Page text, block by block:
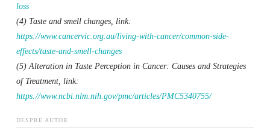
loss
(4) Taste and smell changes, link:
https://www.cancervic.org.au/living-with-cancer/common-side-
effects/taste-and-smell-changes
(5) Alteration in Taste Perception in Cancer: Causes and Strategies
of Treatment, link:
https://www.ncbi.nlm.nih.gov/pmc/articles/PMC5340755/
DESPRE AUTOR